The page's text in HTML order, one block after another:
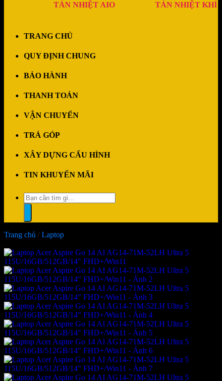
TẢN NHIỆT AIO TẢN NHIỆT KHÍ
TRANG CHỦ
QUY ĐỊNH CHUNG
BẢO HÀNH
THANH TOÁN
VẬN CHUYỂN
TRẢ GÓP
XÂY DỰNG CẤU HÌNH
TIN KHUYẾN MÃI
Tìm
kiếm:
Trang chủ / Laptop